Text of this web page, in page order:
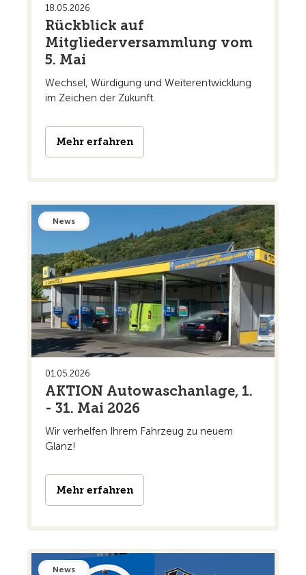
18.05.2026
Rückblick auf
Mitgliederversammlung vom
5. Mai
Wechsel, Würdigung und Weiterentwicklung
im Zeichen der Zukunft.
Mehr erfahren
News
01.05.2026
AKTION Autowaschanlage, 1.
- 31. Mai 2026
Wir verhelfen Ihrem Fahrzeug zu neuem
Glanz!
Mehr erfahren
News